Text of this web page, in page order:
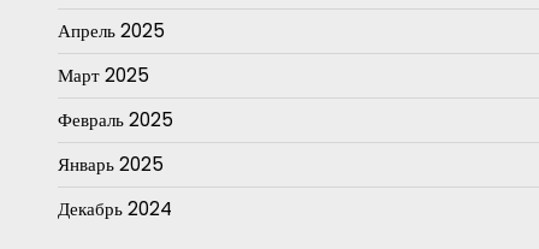
Апрель 2025
Март 2025
Февраль 2025
Январь 2025
Декабрь 2024